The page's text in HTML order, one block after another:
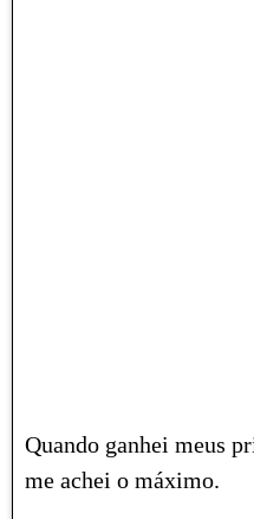
Quando ganhei meus
me achei o máximo.